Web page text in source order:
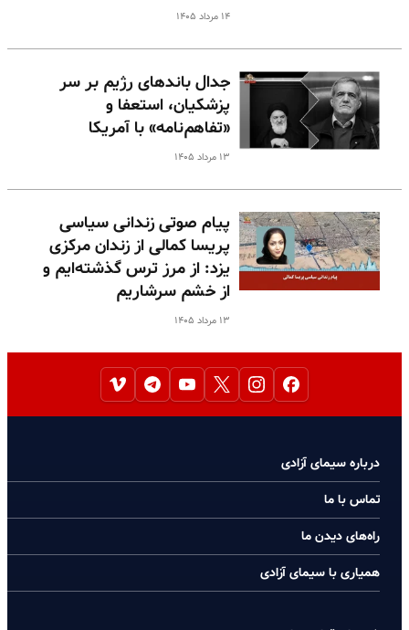
۱۴ مرداد ۱۴۰۵
جدال باندهای رژیم بر سر
پزشکیان، استعفا و
«تفاهم‌نامه» با آمریکا
۱۳ مرداد ۱۴۰۵
پیام صوتی زندانی سیاسی
پریسا کمالی از زندان مرکزی
یزد: از مرز ترس گذشته‌ایم و
از خشم سرشاریم
۱۳ مرداد ۱۴۰۵
درباره سیمای آزادی
تماس با ما
راه‌های دیدن ما
همیاری با سیمای آزادی